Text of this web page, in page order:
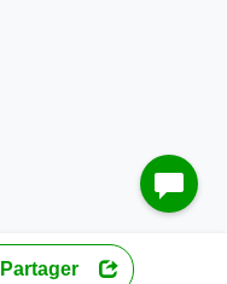
OpenStreetMap contributors
Partager